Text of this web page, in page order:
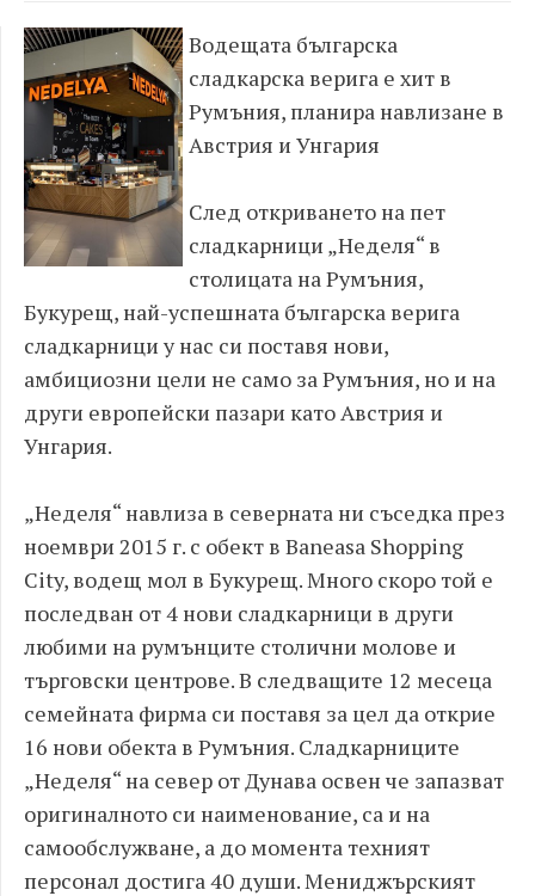
Водещата българска
сладкарска верига е хит в
Румъния, планира навлизане в
Австрия и Унгария
След откриването на пет
сладкарници „Неделя“ в
столицата на Румъния,
Букурещ, най-успешната българска верига
сладкарници у нас си поставя нови,
амбициозни цели не само за Румъния, но и на
други европейски пазари като Австрия и
Унгария.
„Неделя“ навлиза в северната ни съседка през
ноември 2015 г. с обект в Baneasa Shopping
City, водещ мол в Букурещ. Много скоро той е
последван от 4 нови сладкарници в други
любими на румънците столични молове и
търговски центрове. В следващите 12 месеца
семейната фирма си поставя за цел да открие
16 нови обекта в Румъния. Сладкарниците
„Неделя“ на север от Дунава освен че запазват
оригиналното си наименование, са и на
самообслужване, а до момента техният
персонал достига 40 души. Мениджърският